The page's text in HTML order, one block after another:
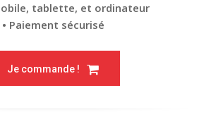
tablette, et ordinateur
• Paiement sécurisé
Je commande !